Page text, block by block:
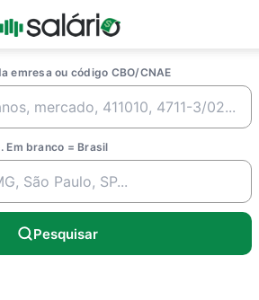
emresa ou código CBO/CNAE
. Em branco = Brasil
Pesquisar